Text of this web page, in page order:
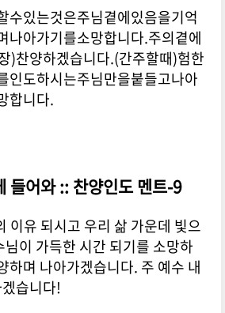
수있는것은주님곁에있음을기억
나아가기를소망합니다.주의곁에
)찬양하겠습니다.(간주할때)험한
인도하시는주님만을붙들고나아
합니다.
들어와 :: 찬양인도 멘트-9
이유 되시고 우리 삶 가운데 빛으
이 가득한 시간 되기를 소망하
하며 나아가겠습니다. 주 예수 내
습니다!